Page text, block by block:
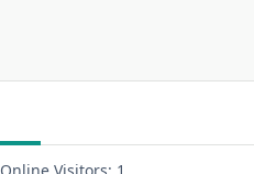
Online Visitors: 1